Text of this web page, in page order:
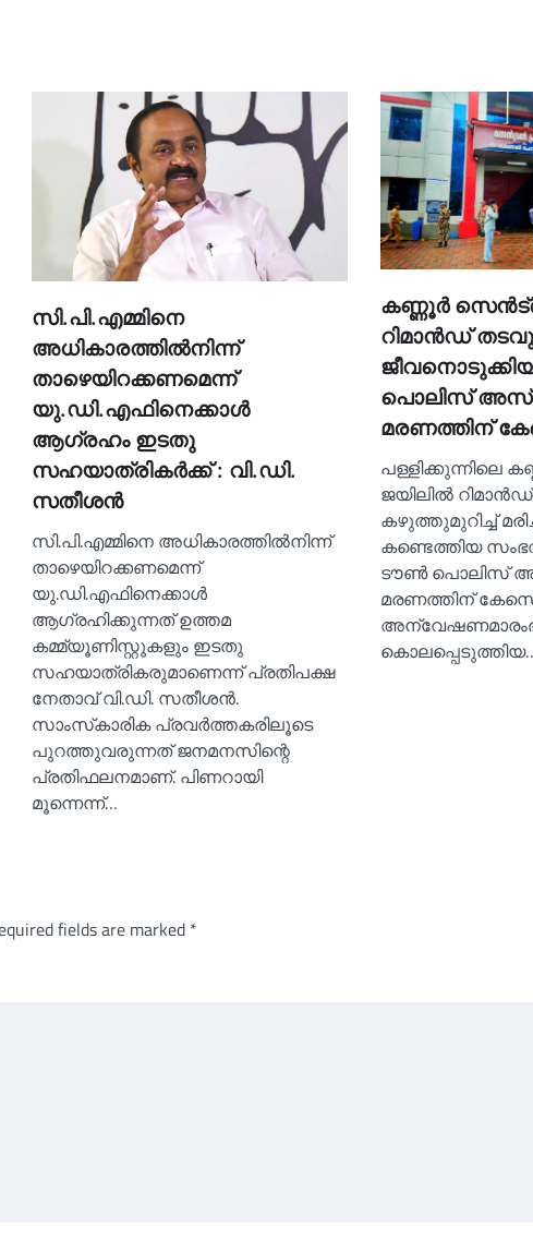
സി.പി.എമ്മിനെ
അധികാരത്തില്‍നിന്ന്
താഴെയിറക്കണമെന്ന്
യു.ഡി.എഫിനെക്കാള്‍
ആഗ്രഹം ഇടതു
സഹയാത്രികര്‍ക്ക് : വി.ഡി.
സതീശൻ
സി.പി.എമ്മിനെ അധികാരത്തില്‍നിന്ന്
താഴെയിറക്കണമെന്ന്
യു.ഡി.എഫിനെക്കാള്‍
ആഗ്രഹിക്കുന്നത് ഉത്തമ
കമ്മ്യൂണിസ്റ്റുകളും ഇടതു
സഹയാത്രികരുമാണെന്ന് പ്രതിപക്ഷ
നേതാവ് വി.ഡി. സതീശൻ.
സാംസ്‌കാരിക പ്രവർത്തകരിലൂടെ
പുറത്തുവരുന്നത് ജനമനസിന്റെ
പ്രതിഫലനമാണ്. പിണറായി
മൂന്നെന്ന്…
കണ്ണൂര്‍
റിമാൻഡ്
പൊലിസ്
മരണത്തിന്
പള്ളിക്കുന്നിലെ
ജയിലില്‍
കഴുത്തുമുറിച്ച്‌
കണ്ടെത്തിയ
ടൗണ്‍ പൊലിസ്
മരണത്തിന്
fields are marked *